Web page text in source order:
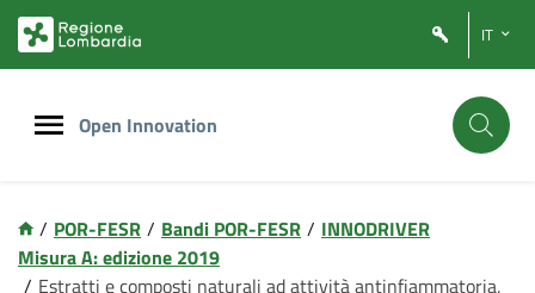
IT
Open Innovation
/ POR-FESR / Bandi POR-FESR / INNODRIVER
Misura A: edizione 2019
/ Estratti e composti naturali ad attività antinfiammatoria,